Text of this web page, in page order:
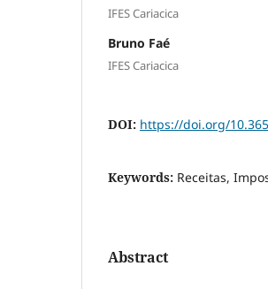
IFES Cariacica
Bruno Faé
IFES Cariacica
DOI: https://doi.org/
Keywords: Receitas,
Abstract